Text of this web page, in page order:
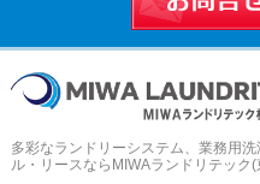
多彩なランドリーシステム、 業務用洗
ル・リースならMIWAランドリテッ